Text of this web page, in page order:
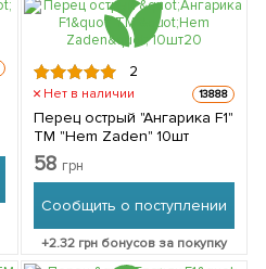
2
Нет в наличии 13888
Перец острый "Ангарика F1"
ТМ "Hem Zaden" 10шт
58 грн
Сообщить о поступлении
+2.32 грн бонусов за покупку